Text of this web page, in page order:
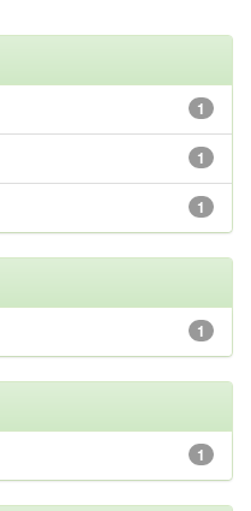
1
1
1
1
1